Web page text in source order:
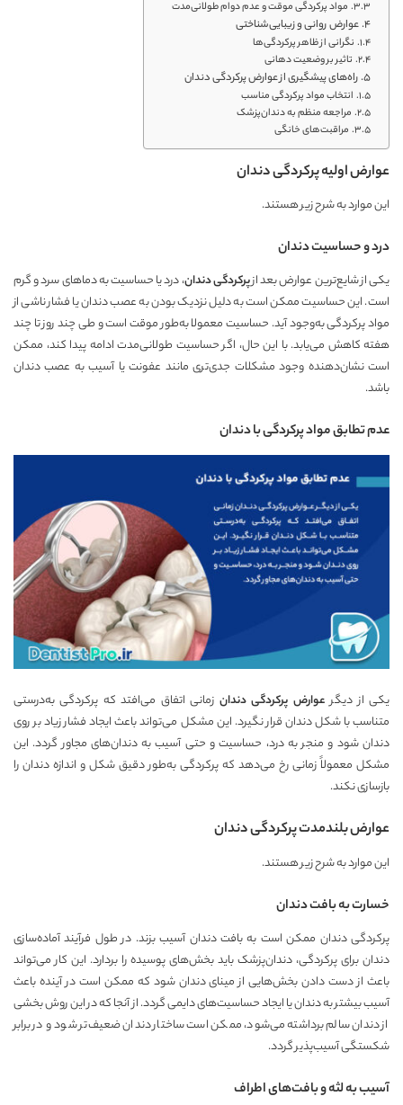
مواد پرکردگی موقت و عدم دوام طولانی‌مدت
عوارض روانی و زیبایی‌شناختی
نگرانی از ظاهر پرکردگی‌ها
تاثیر بر وضعیت دهانی
راه‌های پیشگیری از عوارض پرکردگی دندان
انتخاب مواد پرکردگی مناسب
مراجعه منظم به دندان‌پزشک
مراقبت‌های خانگی
عوارض اولیه پرکردگی دندان
این موارد به شرح زیر هستند.
درد و حساسیت دندان
یکی از شایع‌ترین عوارض بعد ازپرکردگی دندان، درد یا حساسیت به دماهای سرد و گرم
است. این حساسیت ممکن است به دلیل نزدیک بودن به عصب دندان یا فشار ناشی از
مواد پرکردگی به‌وجود آید. حساسیت معمولا به‌طور موقت است و طی چند روز تا چند
هفته کاهش می‌یابد. با این حال، اگر حساسیت طولانی‌مدت ادامه پیدا کند، ممکن
است نشان‌دهنده وجود مشکلات جدی‌تری مانند عفونت یا آسیب به عصب دندان
باشد.
عدم تطابق مواد پرکردگی با دندان
یکی از دیگرعوارض پرکردگی دندان زمانی اتفاق می‌افتد که پرکردگی به‌درستی
متناسب با شکل دندان قرار نگیرد. این مشکل می‌تواند باعث ایجاد فشار زیاد بر روی
دندان شود و منجر به درد، حساسیت و حتی آسیب به دندان‌های مجاور گردد. این
مشکل معمولاً زمانی رخ می‌دهد که پرکردگی به‌طور دقیق شکل و اندازه دندان را
بازسازی نکند.
عوارض بلندمدت پرکردگی دندان
این موارد به شرح زیر هستند.
خسارت به بافت دندان
پرکردگی دندان ممکن است به بافت دندان آسیب بزند. در طول فرآیند آماده‌سازی
دندان برای پرکردگی، دندان‌پزشک باید بخش‌های پوسیده را بردارد. این کار می‌تواند
باعث از دست دادن بخش‌هایی از مینای دندان شود که ممکن است در آینده باعث
آسیب بیشتر به دندان یا ایجاد حساسیت‌های دایمی گردد. از آنجا که در این روش بخشی
از دندان سالم برداشته می‌شود، ممکن است ساختار دندان ضعیف‌تر شود و در برابر
شکستگی آسیب‌پذیر گردد.
آسیب به لثه و بافت‌های اطراف